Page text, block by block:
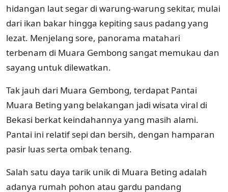
hidangan laut segar di warung-warung sekitar, mulai
dari ikan bakar hingga kepiting saus padang yang
lezat. Menjelang sore, panorama matahari
terbenam di Muara Gembong sangat memukau dan
sayang untuk dilewatkan.
Tak jauh dari Muara Gembong, terdapat Pantai
Muara Beting yang belakangan jadi wisata viral di
Bekasi berkat keindahannya yang masih alami.
Pantai ini relatif sepi dan bersih, dengan hamparan
pasir luas serta ombak tenang.
Salah satu daya tarik unik di Muara Beting adalah
adanya rumah pohon atau gardu pandang